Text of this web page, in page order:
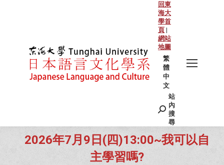
回東
海大
學首
頁 |
網站
地圖
繁
體
中
文
Search:
站
內
搜
尋
2026年7月9日(四)13:00~我可以自
主學習嗎?